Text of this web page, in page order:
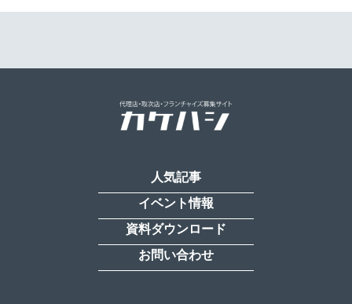
人気記事
イベント情報
資料ダウンロード
お問い合わせ